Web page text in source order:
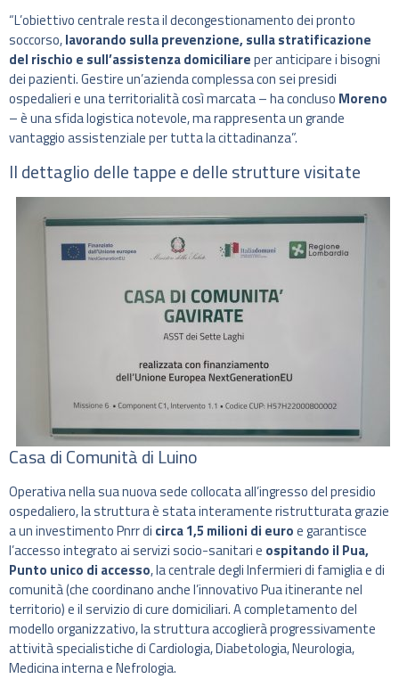
“L’obiettivo centrale resta il decongestionamento dei pronto
soccorso,lavorando sulla prevenzione, sulla stratificazione
del rischio e sull’assistenza domiciliareper anticipare i bisogni
dei pazienti. Gestire un’azienda complessa con sei presidi
ospedalieri e una territorialità così marcata – ha concluso Moreno
– è una sfida logistica notevole, ma rappresenta un grande
vantaggio assistenziale per tutta la cittadinanza”.
Il dettaglio delle tappe e delle strutture visitate
Casa di Comunità di Luino
Operativa nella sua nuova sede collocata all’ingresso del presidio
ospedaliero, la struttura è stata interamente ristrutturata grazie
a un investimento Pnrr di circa 1,5 milioni di euroe garantisce
l’accesso integrato ai servizi socio-sanitari e ospitando il Pua,
Punto unico di accesso, la centrale degli Infermieri di famiglia e di
comunità (che coordinano anche l’innovativo Pua itinerante nel
territorio) e il servizio di cure domiciliari. A completamento del
modello organizzativo, la struttura accoglierà progressivamente
attività specialistiche di Cardiologia, Diabetologia, Neurologia,
Medicina interna e Nefrologia.